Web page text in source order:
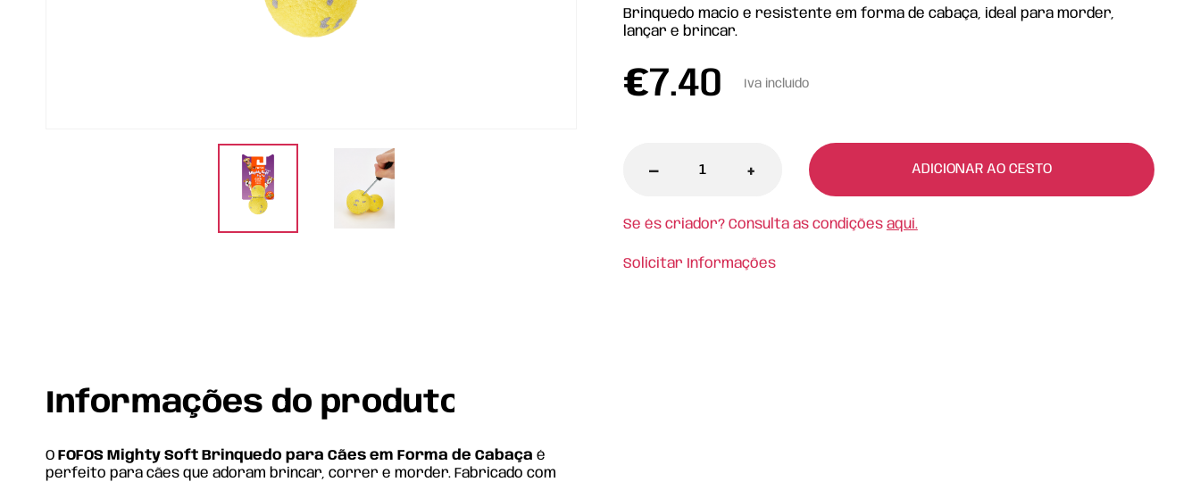
Brinquedo macio e resistente em forma de cabaça, ideal para morder,
lançar e brincar.
€7.40 Iva incluído
- + ADICIONAR AO CESTO
Se és criador? Consulta as condições aqui.
Solicitar Informações
Informações do produto
O FOFOS Mighty Soft Brinquedo para Cães em Forma de Cabaça é
perfeito para cães que adoram brincar, correr e morder. Fabricado com